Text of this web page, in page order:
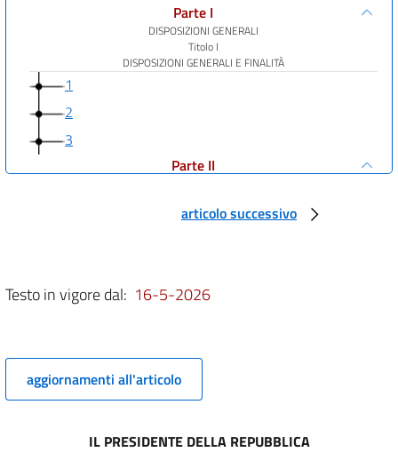
Parte I
DISPOSIZIONI GENERALI
Titolo I
DISPOSIZIONI GENERALI E FINALITÀ
1
2
3
Parte II
EDUCAZIONE DEL CONSUMATORE
Capo I
Capo II
Indicazione dei prodotti
6
articolo successivo
Testo in vigore dal: 16-5-2026
aggiornamenti all'articolo
IL PRESIDENTE DELLA REPUBBLICA